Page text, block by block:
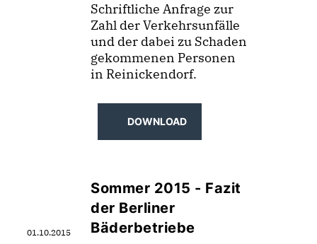
Schriftliche Anfrage zur
Zahl der Verkehrsunfälle
und der dabei zu Schaden
gekommenen Personen
in Reinickendorf.
DOWNLOAD
01.10.2015
Sommer 2015 - Fazit
der Berliner
Bäderbetriebe